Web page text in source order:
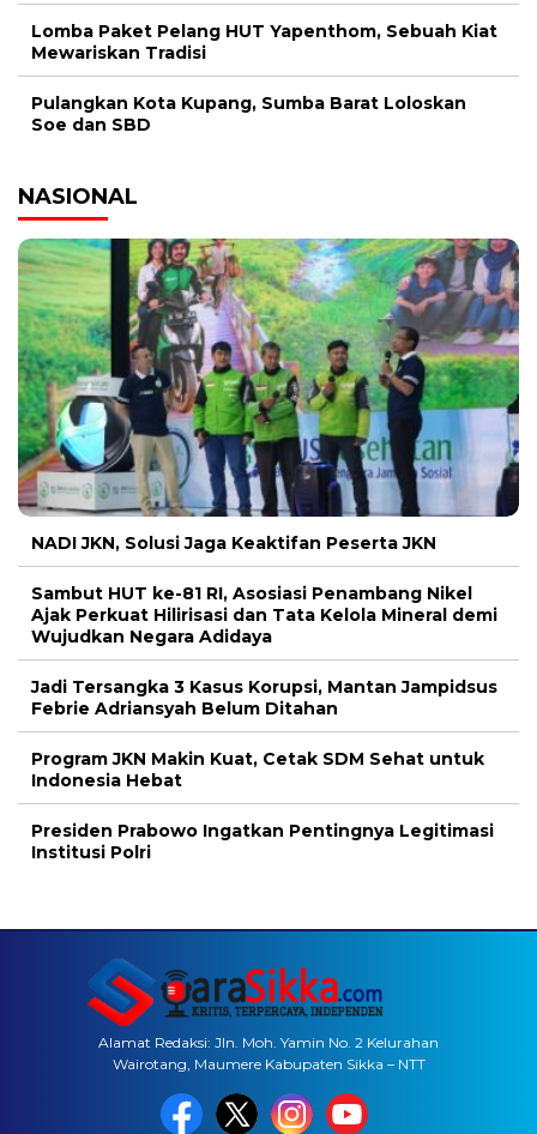
Lomba Paket Pelang HUT Yapenthom, Sebuah Kiat
Mewariskan Tradisi
Pulangkan Kota Kupang, Sumba Barat Loloskan
Soe dan SBD
NASIONAL
NADI JKN, Solusi Jaga Keaktifan Peserta JKN
Sambut HUT ke-81 RI, Asosiasi Penambang Nikel
Ajak Perkuat Hilirisasi dan Tata Kelola Mineral demi
Wujudkan Negara Adidaya
Jadi Tersangka 3 Kasus Korupsi, Mantan Jampidsus
Febrie Adriansyah Belum Ditahan
Program JKN Makin Kuat, Cetak SDM Sehat untuk
Indonesia Hebat
Presiden Prabowo Ingatkan Pentingnya Legitimasi
Institusi Polri
Alamat Redaksi: Jln. Moh. Yamin No. 2 Kelurahan
Wairotang, Maumere Kabupaten Sikka – NTT